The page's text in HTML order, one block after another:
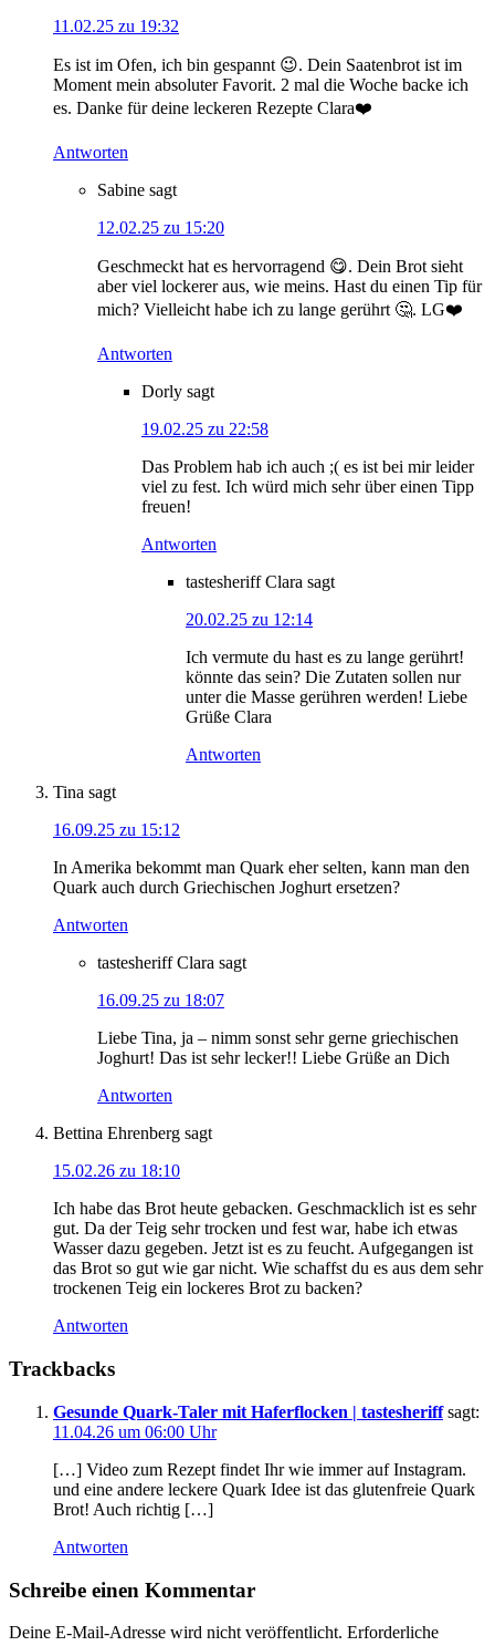
11.02.25 zu 19:32
Es ist im Ofen, ich bin gespannt 😉. Dein Saatenbrot ist im
Moment mein absoluter Favorit. 2 mal die Woche backe ich
es. Danke für deine leckeren Rezepte Clara❤️
Antworten
Sabine sagt
12.02.25 zu 15:20
Geschmeckt hat es hervorragend 😋. Dein Brot sieht
aber viel lockerer aus, wie meins. Hast du einen Tip für
mich? Vielleicht habe ich zu lange gerührt 🤔. LG❤️
Antworten
Dorly sagt
19.02.25 zu 22:58
Das Problem hab ich auch ;( es ist bei mir leider
viel zu fest. Ich würd mich sehr über einen Tipp
freuen!
Antworten
tastesheriff Clara sagt
20.02.25 zu 12:14
Ich vermute du hast es zu lange gerührt!
könnte das sein? Die Zutaten sollen nur
unter die Masse gerühren werden! Liebe
Grüße Clara
Antworten
Tina sagt
16.09.25 zu 15:12
In Amerika bekommt man Quark eher selten, kann man den
Quark auch durch Griechischen Joghurt ersetzen?
Antworten
tastesheriff Clara sagt
16.09.25 zu 18:07
Liebe Tina, ja – nimm sonst sehr gerne griechischen
Joghurt! Das ist sehr lecker!! Liebe Grüße an Dich
Antworten
Bettina Ehrenberg sagt
15.02.26 zu 18:10
Ich habe das Brot heute gebacken. Geschmacklich ist es sehr
gut. Da der Teig sehr trocken und fest war, habe ich etwas
Wasser dazu gegeben. Jetzt ist es zu feucht. Aufgegangen ist
das Brot so gut wie gar nicht. Wie schaffst du es aus dem sehr
trockenen Teig ein lockeres Brot zu backen?
Antworten
Trackbacks
Gesunde Quark-Taler mit Haferflocken | tastesheriff sagt:
11.04.26 um 06:00 Uhr
[…] Video zum Rezept findet Ihr wie immer auf Instagram.
und eine andere leckere Quark Idee ist das glutenfreie Quark
Brot! Auch richtig […]
Antworten
Schreibe einen Kommentar
Deine E-Mail-Adresse wird nicht veröffentlicht. Erforderliche